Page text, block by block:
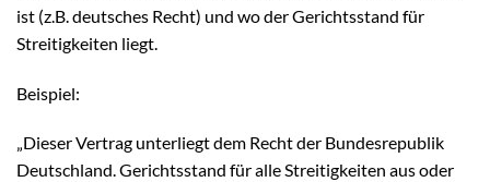
ist (z.B. deutsches Recht) und wo der Gerichtsstand für
Streitigkeiten liegt.
Beispiel:
„Dieser Vertrag unterliegt dem Recht der Bundesrepublik
Deutschland. Gerichtsstand für alle Streitigkeiten aus oder